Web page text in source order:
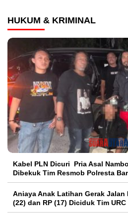
HUKUM & KRIMINAL
Kabel PLN Dicuri Pria Asal
Dibekuk Tim Resmob Polresta
Aniaya Anak Latihan Gerak Jalan
(22) dan RP (17) Diciduk Tim